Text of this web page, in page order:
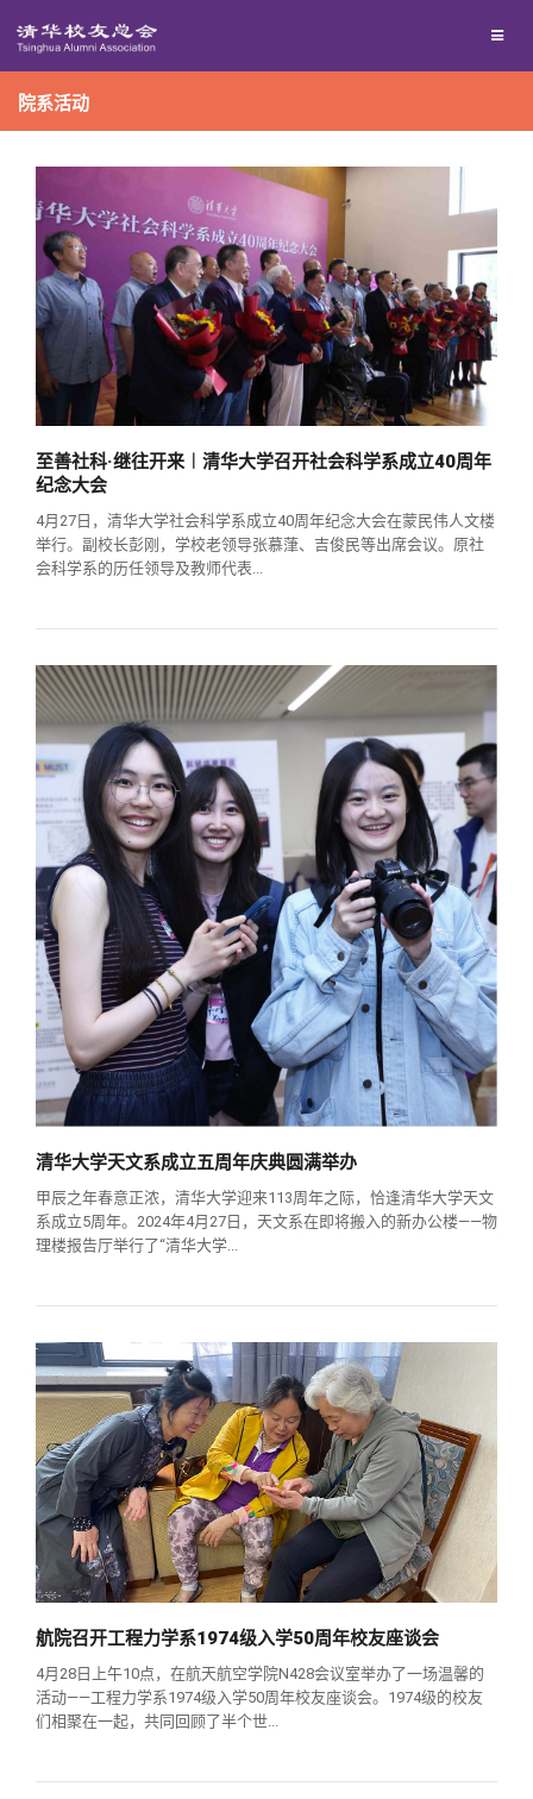
年级联络
院系校友工作
专业委员会
兴趣群体
西南联大校友会
捐赠项目
捐赠新闻
捐赠纪事
捐赠方法
义工计划
媒体平台
《清华校友通讯》
《水木清华》
我要订阅
新媒体平台
百年清华
清华人物
清华故事
青春风采
校友文苑
校友视界
校友服务
终身学习
信息化服务
三创大赛
校友总会
总会简介
会长致辞
理事会名单
制度法规
联系我们
关闭
院系活动
至善社科·继往开来︱清华大学召开社会科学系成立40周年
纪念大会
4月27日，清华大学社会科学系成立40周年纪念大会在蒙民伟人文楼
举行。副校长彭刚，学校老领导张慕葏、吉俊民等出席会议。原社
会科学系的历任领导及教师代表...
清华大学天文系成立五周年庆典圆满举办
甲辰之年春意正浓，清华大学迎来113周年之际，恰逢清华大学天文
系成立5周年。2024年4月27日，天文系在即将搬入的新办公楼——物
理楼报告厅举行了“清华大学...
航院召开工程力学系1974级入学50周年校友座谈会
4月28日上午10点，在航天航空学院N428会议室举办了一场温馨的
活动——工程力学系1974级入学50周年校友座谈会。1974级的校友
们相聚在一起，共同回顾了半个世...